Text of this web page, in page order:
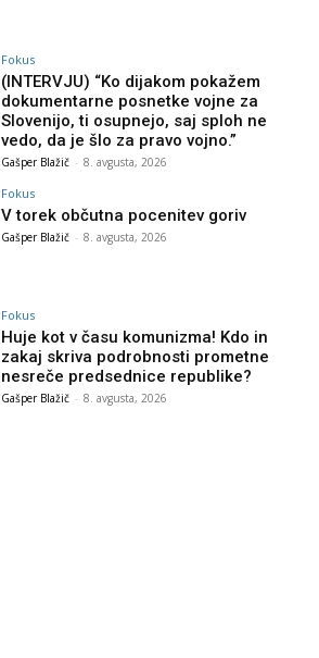
Fokus
(INTERVJU) “Ko dijakom pokažem
dokumentarne posnetke vojne za
Slovenijo, ti osupnejo, saj sploh ne
vedo, da je šlo za pravo vojno.”
Gašper Blažič - 8. avgusta, 2026
Fokus
V torek občutna pocenitev goriv
Gašper Blažič - 8. avgusta, 2026
Fokus
Huje kot v času komunizma! Kdo in
zakaj skriva podrobnosti prometne
nesreče predsednice republike?
Gašper Blažič - 8. avgusta, 2026